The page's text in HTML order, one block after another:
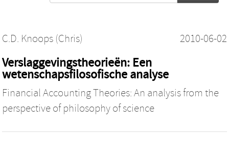
C.D. Knoops (Chris) 2010-06-02
Verslaggevingstheorieën: Een
wetenschapsfilosofische analyse
Financial Accounting Theories: An analysis from the
perspective of philosophy of science